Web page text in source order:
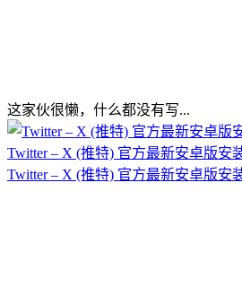
这家伙很懒，什么都没有写...
Twitter – X (推特) 官方最新安卓版安
Twitter – X (推特) 官方最新安卓版安